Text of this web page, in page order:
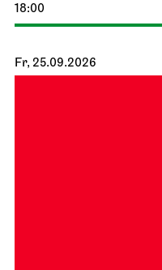
18:00
Fr, 25.09.2026